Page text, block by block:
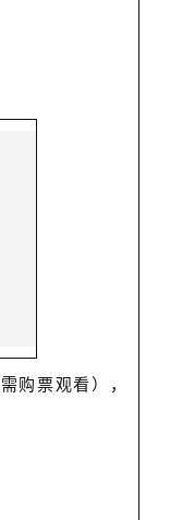
购票观看），